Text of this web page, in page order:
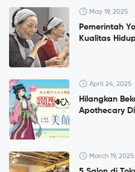
May 19, 2025
Pemerintah
Kualitas
April 24, 2025
Hilangkan
Apothecary
March 19, 2025